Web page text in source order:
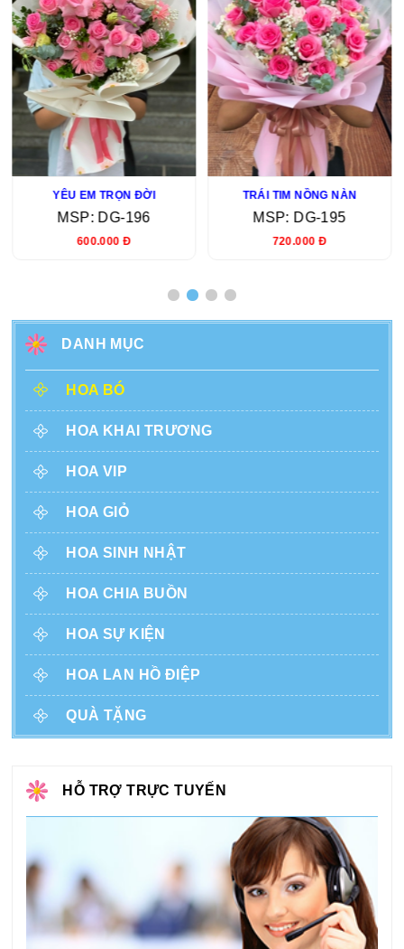
YÊU EM TRỌN ĐỜI
MSP: DG-196
600.000 Đ
TRÁI TIM NỒNG NÀN
MSP: DG-195
720.000 Đ
DANH MỤC
HOA BÓ
HOA KHAI TRƯƠNG
HOA VIP
HOA GIỎ
HOA SINH NHẬT
HOA CHIA BUỒN
HOA SỰ KIỆN
HOA LAN HỒ ĐIỆP
QUÀ TẶNG
HỖ TRỢ TRỰC TUYẾN